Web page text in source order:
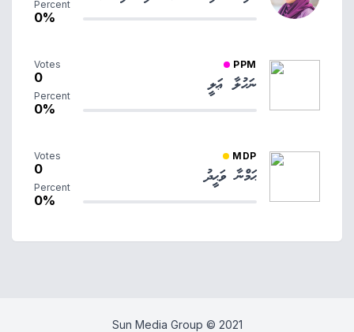
Percent
0%
PPM
ނަހުލާ ޢަލީ
Votes
0
Percent
0%
MDP
ޙަމްނާ ވަޙީދު
Votes
0
Percent
0%
Sun Media Group © 2021